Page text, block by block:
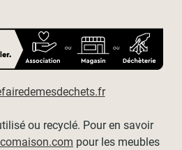
un tour de tissu enroulé
descendu pour le rendu
de cela dans le choix de
x H250cm
ou recyclé. Pour en savoir
pour les meubles